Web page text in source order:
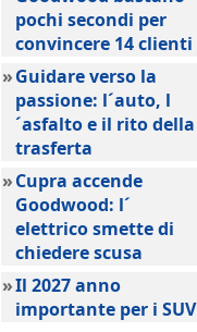
pochi secondi per
convincere 14 clienti
»Guidare verso la
passione: l´auto, l
´asfalto e il rito della
trasferta
»Cupra accende
Goodwood: l´
elettrico smette di
chiedere scusa
»Il 2027 anno
importante per i SUV